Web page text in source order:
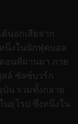
นอกเสียจาก
นึ่งในนักฟุตบอล
อนที่ผ่านมา ภาย
ล์ ซัลซ์บวร์ก
บัน รวมทั้งกลาย
ยุโรป ซึ่งหนึ่งใน